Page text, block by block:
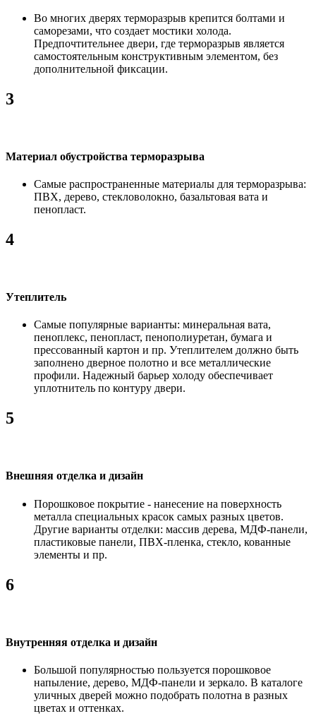
Во многих дверях терморазрыв крепится болтами и
саморезами, что создает мостики холода.
Предпочтительнее двери, где терморазрыв является
самостоятельным конструктивным элементом, без
дополнительной фиксации.
3
Материал обустройства терморазрыва
Самые распространенные материалы для терморазрыва:
ПВХ, дерево, стекловолокно, базальтовая вата и
пенопласт.
4
Утеплитель
Самые популярные варианты: минеральная вата,
пеноплекс, пенопласт, пенополиуретан, бумага и
прессованный картон и пр. Утеплителем должно быть
заполнено дверное полотно и все металлические
профили. Надежный барьер холоду обеспечивает
уплотнитель по контуру двери.
5
Внешняя отделка и дизайн
Порошковое покрытие - нанесение на поверхность
металла специальных красок самых разных цветов.
Другие варианты отделки: массив дерева, МДФ-панели,
пластиковые панели, ПВХ-пленка, стекло, кованные
элементы и пр.
6
Внутренняя отделка и дизайн
Большой популярностью пользуется порошковое
напыление, дерево, МДФ-панели и зеркало. В каталоге
уличных дверей можно подобрать полотна в разных
цветах и оттенках.